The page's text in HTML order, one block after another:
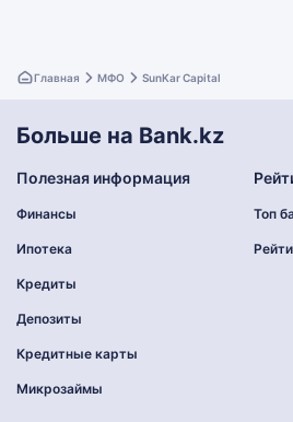
Главная МФО SunKar Capital
Больше на Bank.kz
Полезная информация
Финансы
Ипотека
Кредиты
Депозиты
Кредитные карты
Микрозаймы
Топ